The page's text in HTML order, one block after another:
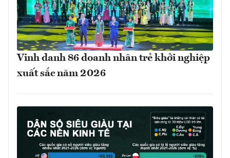
Vinh danh 86 doanh nhân trẻ khởi nghiệp
xuất sắc năm 2026